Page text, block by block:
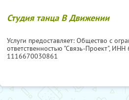
Студия танца В Движении
Услуги предоставляет: Общество с
ответственностью "Связь-Проект", ИНН
1116670030861